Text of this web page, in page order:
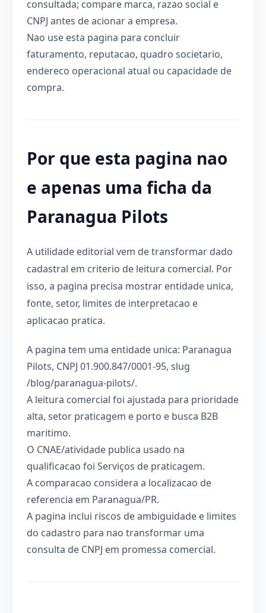
consultada; compare marca, razao social e
CNPJ antes de acionar a empresa.
Nao use esta pagina para concluir
faturamento, reputacao, quadro societario,
endereco operacional atual ou capacidade de
compra.
Por que esta pagina nao
e apenas uma ficha da
Paranagua Pilots
A utilidade editorial vem de transformar dado
cadastral em criterio de leitura comercial. Por
isso, a pagina precisa mostrar entidade unica,
fonte, setor, limites de interpretacao e
aplicacao pratica.
A pagina tem uma entidade unica: Paranagua
Pilots, CNPJ 01.900.847/0001-95, slug
/blog/paranagua-pilots/.
A leitura comercial foi ajustada para prioridade
alta, setor praticagem e porto e busca B2B
maritimo.
O CNAE/atividade publica usado na
qualificacao foi Serviços de praticagem.
A comparacao considera a localizacao de
referencia em Paranagua/PR.
A pagina inclui riscos de ambiguidade e limites
do cadastro para nao transformar uma
consulta de CNPJ em promessa comercial.